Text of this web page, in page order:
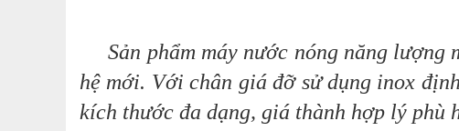
Sản phẩm máy nước nóng năng
hệ mới. Với chân giá đỡ sử dụng inox
kích thước đa dạng, giá thành hợp lý phù